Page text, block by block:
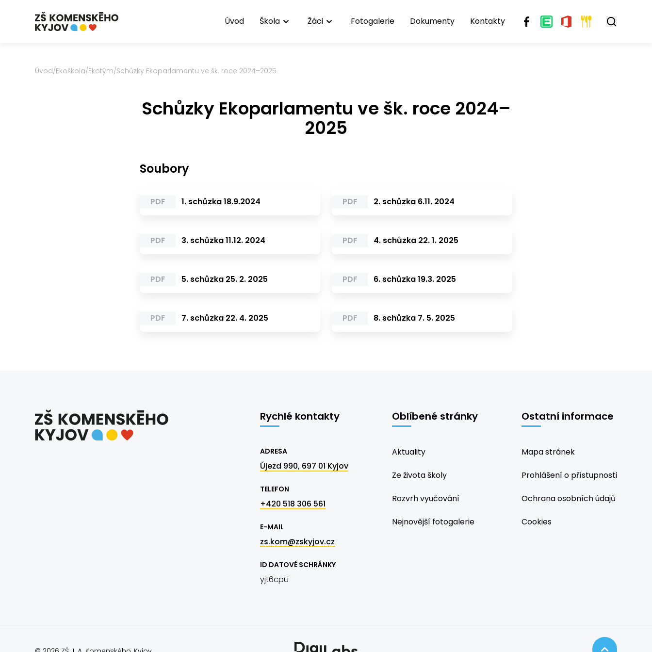
Úvod Škola Žáci Fotogalerie Dokumenty Kontakty
Úvod/Ekoškola/Ekotým/Schůzky Ekoparlamentu ve šk. roce 2024–2025
Schůzky Ekoparlamentu ve šk. roce 2024–
2025
Soubory
PDF 1. schůzka 18.9.2024 PDF 2. schůzka 6.11. 2024
PDF 3. schůzka 11.12. 2024 PDF 4. schůzka 22. 1. 2025
PDF 5. schůzka 25. 2. 2025 PDF 6. schůzka 19.3. 2025
PDF 7. schůzka 22. 4. 2025 PDF 8. schůzka 7. 5. 2025
Rychlé kontakty
ADRESA
Újezd 990, 697 01 Kyjov
TELEFON
+420 518 306 561
E-MAIL
zs.kom@zskyjov.cz
ID DATOVÉ SCHRÁNKY
yjt6cpu
Oblíbené stránky
Aktuality
Ze života školy
Rozvrh vyučování
Nejnovější fotogalerie
Ostatní informace
Mapa stránek
Prohlášení o přístupnosti
Ochrana osobních údajů
Cookies